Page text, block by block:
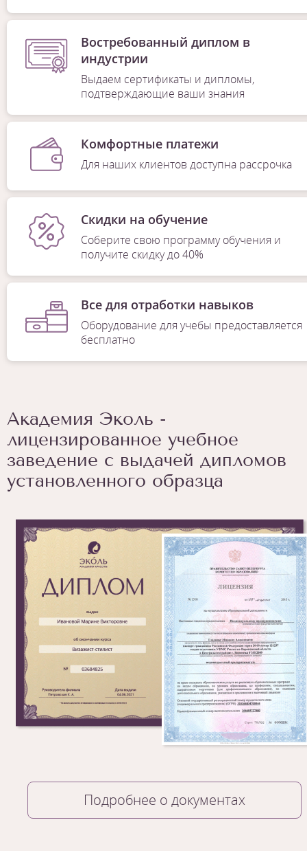
Востребованный диплом в
индустрии
Выдаем сертификаты и дипломы,
подтверждающие ваши знания
Комфортные платежи
Для наших клиентов доступна рассрочка
Скидки на обучение
Соберите свою программу обучения и
получите скидку до 40%
Все для отработки навыков
Оборудование для учебы предоставляется
бесплатно
Академия Эколь -
лицензированное учебное
заведение с выдачей дипломов
установленного образца
Подробнее о документах